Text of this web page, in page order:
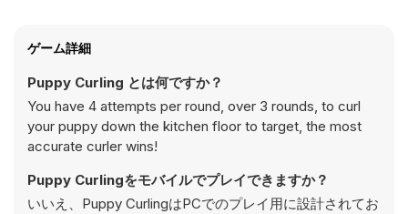
ゲーム詳細
Puppy Curling とは何ですか？
You have 4 attempts per round, over 3 rounds, to curl
your puppy down the kitchen floor to target, the most
accurate curler wins!
Puppy Curlingをモバイルでプレイできますか？
いいえ、Puppy CurlingはPCでのプレイ用に設計されてお